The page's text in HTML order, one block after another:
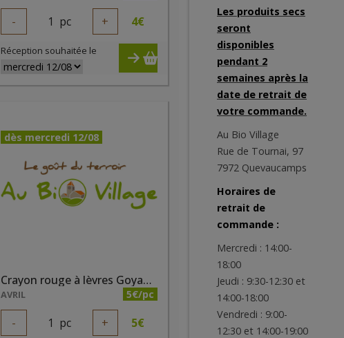
- 1 pc + 4€
Réception souhaitée le
dès mercredi 12/08
Crayon rouge à lèvres Goyave bio
AVRIL 5€/pc
- 1 pc + 5€
Les produits secs
seront
disponibles
pendant 2
semaines après la
date de retrait de
votre commande.
Au Bio Village
Rue de Tournai, 97
7972 Quevaucamps
Horaires de
retrait de
commande :
Mercredi : 14:00-
18:00
Jeudi : 9:30-12:30 et
14:00-18:00
Vendredi : 9:00-
12:30 et 14:00-19:00